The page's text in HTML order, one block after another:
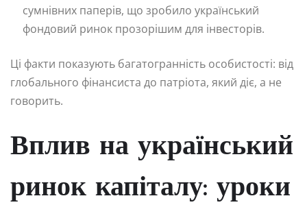
сумнівних паперів, що зробило український
фондовий ринок прозорішим для інвесторів.
Ці факти показують багатогранність особистості: від
глобального фінансиста до патріота, який діє, а не
говорить.
Вплив на український
ринок капіталу: уроки